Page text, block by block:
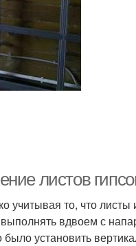
листов
учитывая то, что
вдвоем с
установить